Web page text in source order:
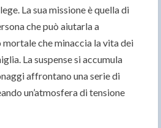
La sua missione è quella di
che può aiutarla a
che minaccia la vita dei
La suspense si accumula
affrontano una serie di
un’atmosfera di tensione